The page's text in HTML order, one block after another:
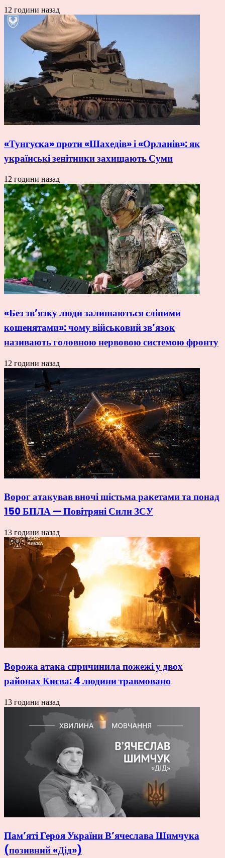
12 години назад
«Тунгуска» проти «Шахедів» і «Орланів»: як
українські зенітники захищають Суми
12 години назад
«Без зв’язку люди залишаються сліпими
кошенятами»: чому військовий зв’язок
називають головною нервовою системою фронту
12 години назад
Ворог атакував вночі шістьма ракетами та понад
150 БПЛА — Повітряні Сили ЗСУ
13 години назад
Ворожа атака спричинила пожежі у двох
районах Києва: 4 людини травмовано
13 години назад
Пам’яті Героя України В’ячеслава Шимчука
(позивний «Дід»)